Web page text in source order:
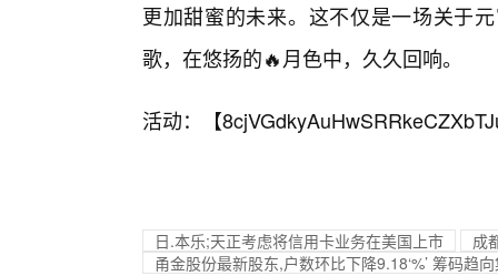
更加甜蜜的未来。这不仅是一场关于
歌，在悠扬的🔥月色中，久久回响。
活动：【
日.本乐;天正考虑将信用卡业务在美国上市
成
甬金股份最新股东,户数环比下降9.18‘%’ 筹码趋